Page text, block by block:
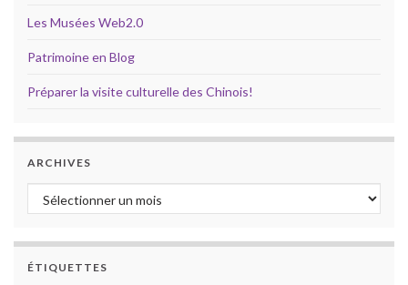
Les Musées Web2.0
Patrimoine en Blog
Préparer la visite culturelle des Chinois!
ARCHIVES
Archives
ÉTIQUETTES